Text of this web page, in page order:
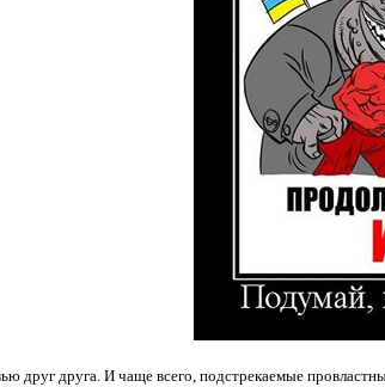
друг друга. И чаще всего, подстрекаемые